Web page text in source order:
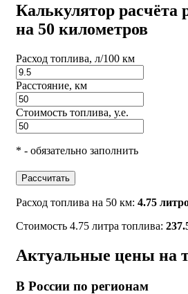
Калькулятор расчёта
на 50 километров
Расход топлива, л/100 км
Расстояние, км
Стоимость топлива, у.е.
* - обязательно заполнить
Рассчитать
Расход топлива на 50 км: 4.75
Стоимость 4.75 литра топлива:
Актуальные цены на
В России по регионам